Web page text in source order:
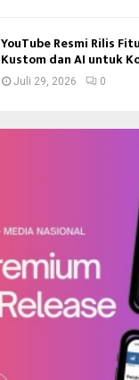
YouTube Resmi Rilis
Kustom dan AI untuk
Juli 29, 2026 0